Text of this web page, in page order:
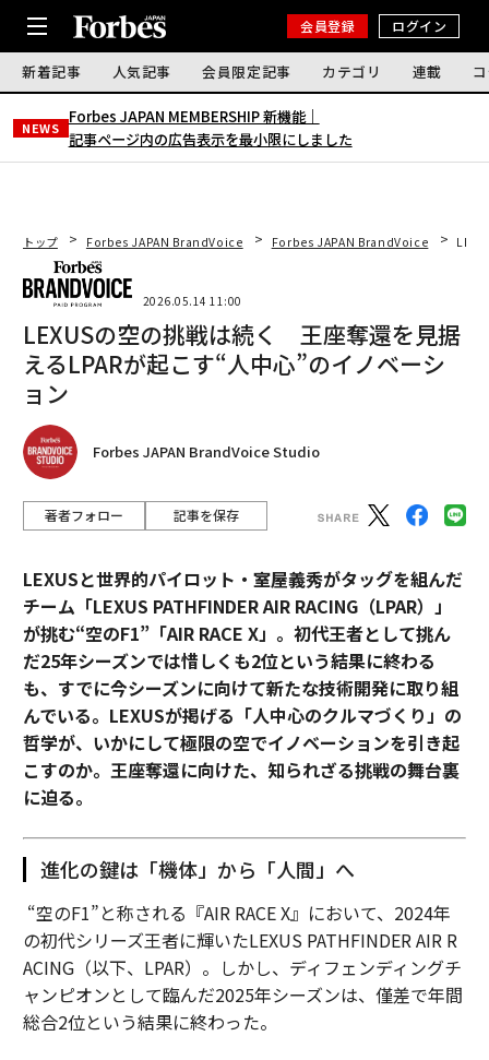
会員登録 ログイン
新着記事 人気記事 会員限定記事 カテゴリ 連載
NEWS
Forbes JAPAN MEMBERSHIP 新機能｜
記事ページ内の広告表示を最小限にしました
トップ Forbes JAPAN BrandVoice Forbes JAPAN BrandVoice
2026.05.14 11:00
LEXUSの空の挑戦は続く 王座奪還を見据
えるLPARが起こす“人中心”のイノベーシ
ョン
Forbes JAPAN BrandVoice Studio
著者フォロー 記事を保存
LEXUSと世界的パイロット・室屋義秀がタッグを組んだ
チーム「LEXUS PATHFINDER AIR RACING（LPAR）」
が挑む“空のF1”「AIR RACE X」。初代王者として挑ん
だ25年シーズンでは惜しくも2位という結果に終わる
も、すでに今シーズンに向けて新たな技術開発に取り組
んでいる。LEXUSが掲げる「人中心のクルマづくり」の
哲学が、いかにして極限の空でイノベーションを引き起
こすのか。王座奪還に向けた、知られざる挑戦の舞台裏
に迫る。
進化の鍵は「機体」から「人間」へ
“空のF1”と称される『AIR RACE X』において、2024年
の初代シリーズ王者に輝いたLEXUS PATHFINDER AIR R
ACING（以下、LPAR）。しかし、ディフェンディングチ
ャンピオンとして臨んだ2025年シーズンは、僅差で年間
総合2位という結果に終わった。